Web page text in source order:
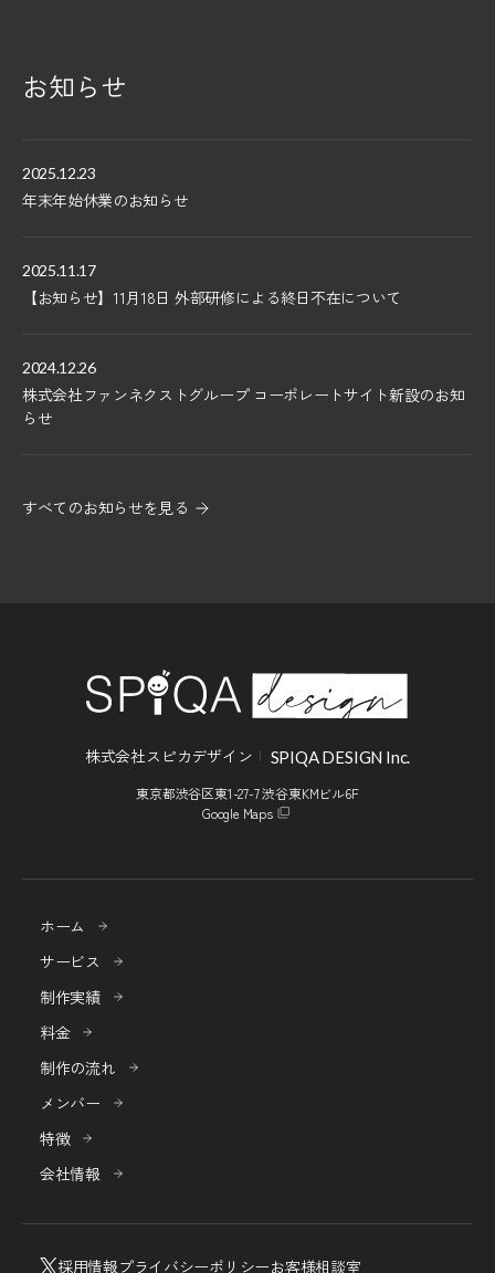
お知らせ
2025.12.23
年末年始休業のお知らせ
2025.11.17
【お知らせ】11月18日 外部研修による終日不在について
2024.12.26
株式会社ファンネクストグループ コーポレートサイト新設のお知
らせ
すべてのお知らせを見る
株式会社スピカデザイン SPIQA DESIGN Inc.
東京都渋谷区東1-27-7 渋谷東KMビル6F
Google Maps
ホーム
サービス
制作実績
料金
制作の流れ
メンバー
特徴
会社情報
採用情報プライバシーポリシーお客様相談室